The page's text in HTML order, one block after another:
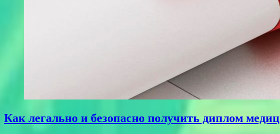
Как легально и безопасно получить диплом